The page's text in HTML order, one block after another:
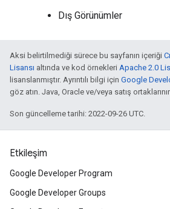
Dış Görünümler
Aksi belirtilmediği sürece bu sayfanın içeriği
Lisansı altında ve kod örnekleri Apache 2.0
lisanslanmıştır. Ayrıntılı bilgi için Google
göz atın. Java, Oracle ve/veya satış
Son güncelleme tarihi: 2022-09-26 UTC.
Etkileşim
Google Developer Program
Google Developer Groups